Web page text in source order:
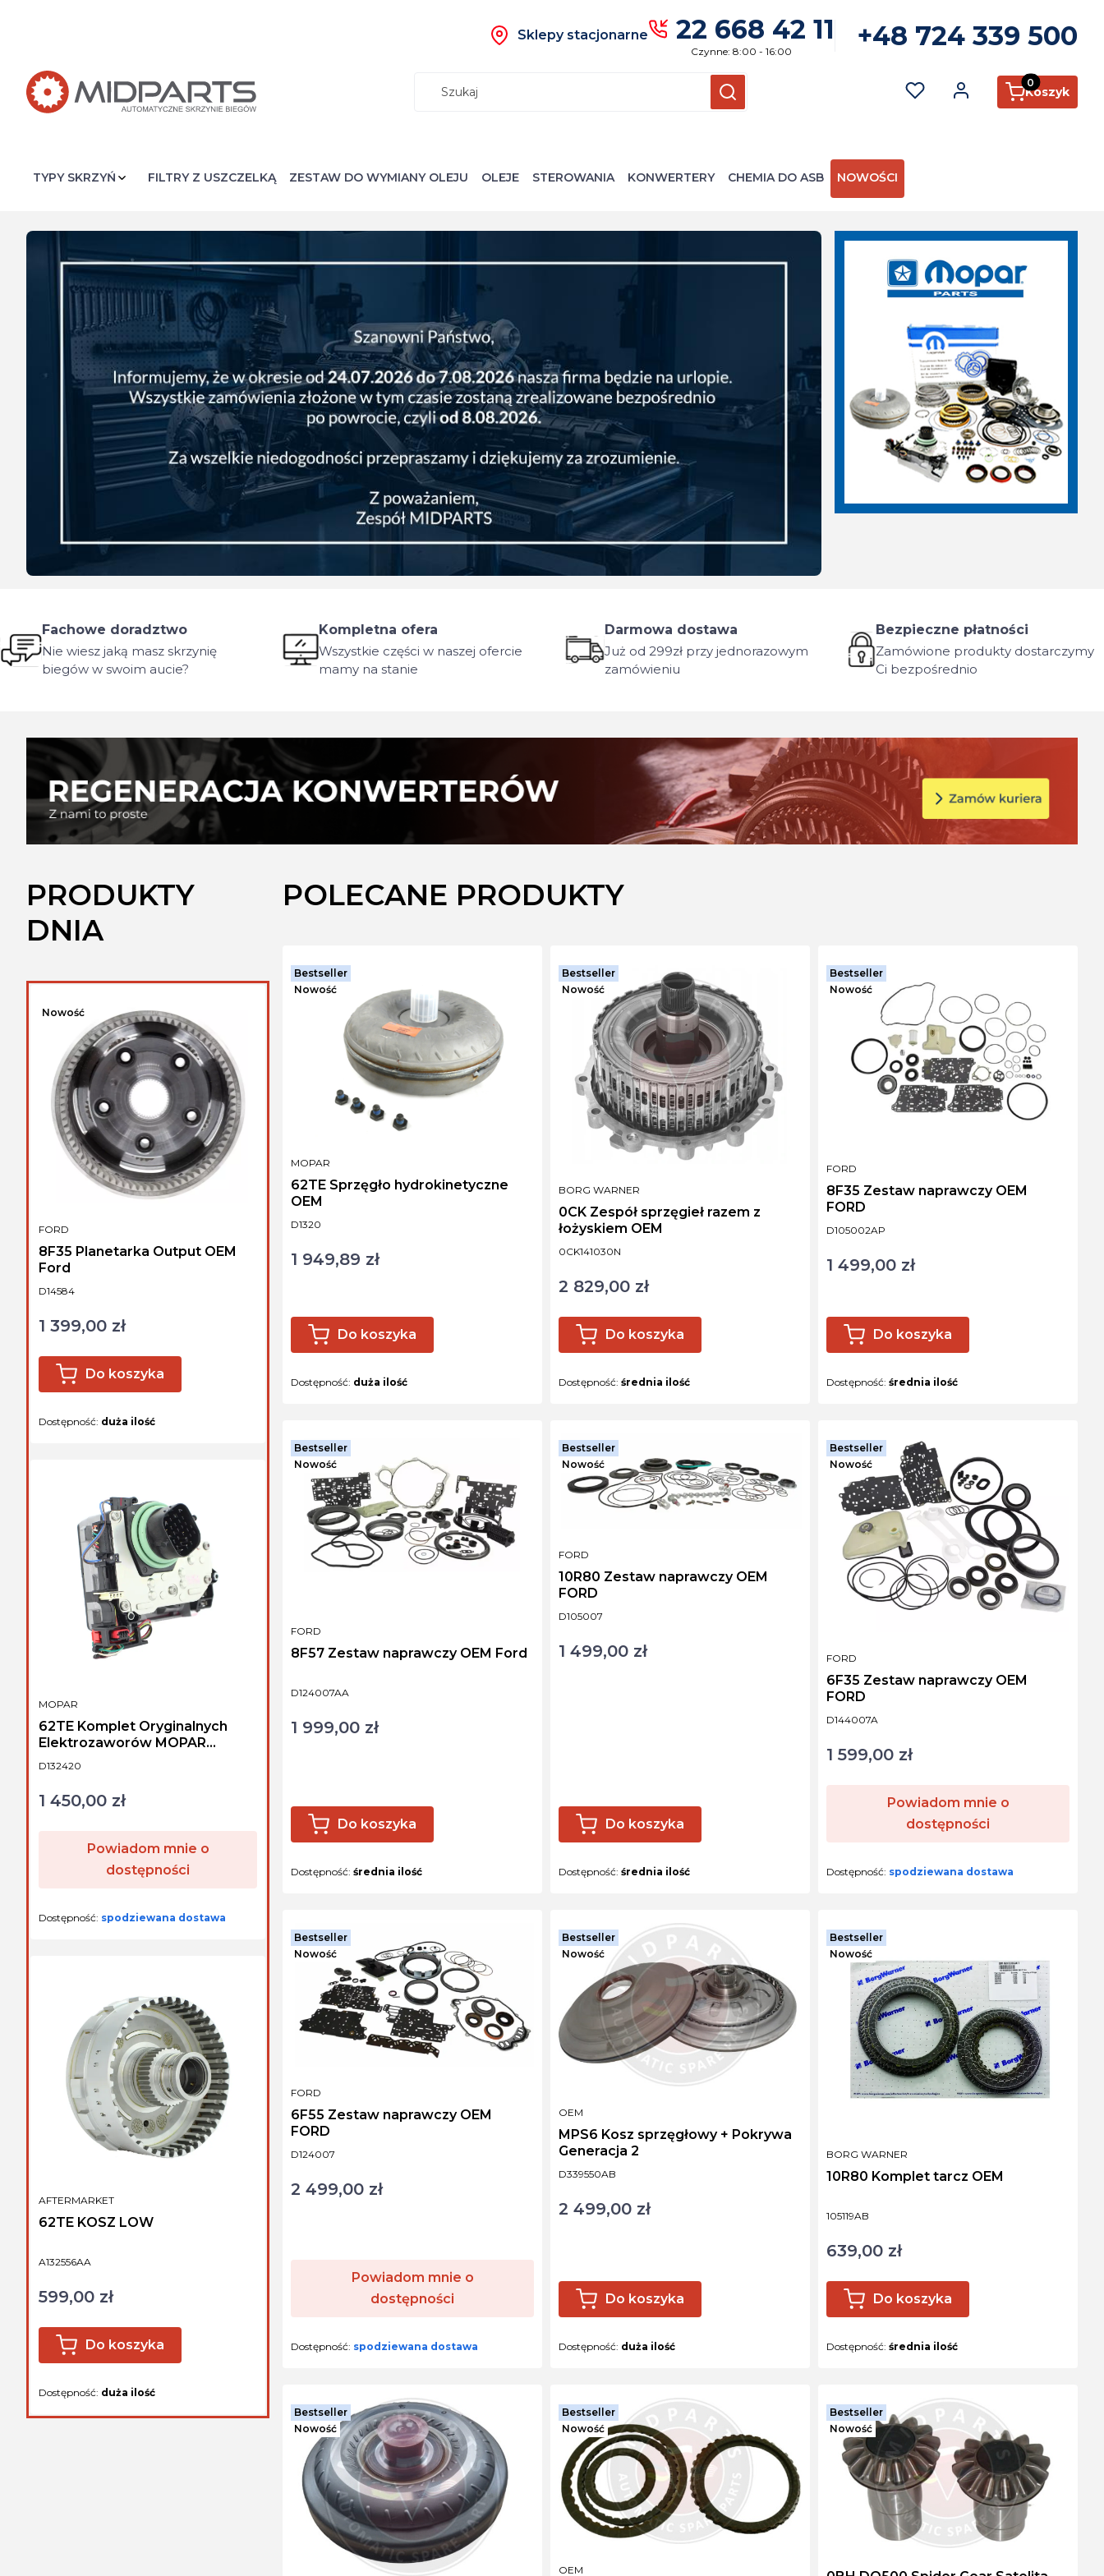
Sklepy stacjonarne 22 668 42 11
Czynne: 8:00 - 16:00 +48 724 339 500
WyczyśćSzukaj
Produkty w
Koszyk
FILTRY Z USZCZELKĄ ZESTAW DO WYMIANY OLEJU OLEJE STEROWANIA KONWERTERY CHEMIA DO ASB NOWOŚCI
Fachowe doradztwo
Nie wiesz jaką masz skrzynię
biegów w swoim aucie?
Kompletna ofera
Wszystkie części w naszej ofercie
mamy na stanie
Darmowa dostawa
Już od 299zł przy jednorazowym
zamówieniu
Bezpieczne płatności
Zamówione produkty dostarczymy
Ci bezpośrednio
PRODUKTY
DNIA
Nowość
Kod produktu
D14584
8F35 Planetarka Output OEM
Ford
PRODUCENT
FORD
Cena
1 399,00 zł
Do koszyka
Dostępność: duża ilość
Kod produktu
D132420
62TE Komplet Oryginalnych
Elektrozaworów MOPAR
PRODUCENT
MOPAR
Cena
1 450,00 zł
Powiadom mnie o
dostępności
Dostępność: spodziewana dostawa
Kod produktu
A132556AA
62TE KOSZ LOW
PRODUCENT
AFTERMARKET
Cena
599,00 zł
Do koszyka
Dostępność: duża ilość
POLECANE PRODUKTY
Bestseller
Nowość
Kod produktu
D1320
62TE Sprzęgło hydrokinetyczne
OEM
PRODUCENT
MOPAR
Cena
1 949,89 zł
Do koszyka
Dostępność: duża ilość
Bestseller
Nowość
Kod produktu
0CK141030N
0CK Zespół sprzęgieł razem z
łożyskiem OEM
PRODUCENT
BORG WARNER
Cena
2 829,00 zł
Do koszyka
Dostępność: średnia ilość
Bestseller
Nowość
Kod produktu
D105002AP
8F35 Zestaw naprawczy OEM
FORD
PRODUCENT
FORD
Cena
1 499,00 zł
Do koszyka
Dostępność: średnia ilość
Bestseller
Nowość
Kod produktu
D124007AA
8F57 Zestaw naprawczy OEM Ford
PRODUCENT
FORD
Cena
1 999,00 zł
Do koszyka
Dostępność: średnia ilość
Bestseller
Nowość
Kod produktu
D105007
10R80 Zestaw naprawczy OEM
FORD
PRODUCENT
FORD
Cena
1 499,00 zł
Do koszyka
Dostępność: średnia ilość
Bestseller
Nowość
Kod produktu
D144007A
6F35 Zestaw naprawczy OEM
FORD
PRODUCENT
FORD
Cena
1 599,00 zł
Powiadom mnie o
dostępności
Dostępność: spodziewana dostawa
Bestseller
Nowość
Kod produktu
D124007
6F55 Zestaw naprawczy OEM
FORD
PRODUCENT
FORD
Cena
2 499,00 zł
Powiadom mnie o
dostępności
Dostępność: spodziewana dostawa
Bestseller
Nowość
Kod produktu
D339550AB
MPS6 Kosz sprzęgłowy + Pokrywa
Generacja 2
PRODUCENT
OEM
Cena
2 499,00 zł
Do koszyka
Dostępność: duża ilość
Bestseller
Nowość
Kod produktu
105119AB
10R80 Komplet tarcz OEM
PRODUCENT
BORG WARNER
Cena
639,00 zł
Do koszyka
Dostępność: średnia ilość
Bestseller
Nowość
Bestseller
Nowość
PRODUCENT
OEM
Bestseller
Nowość